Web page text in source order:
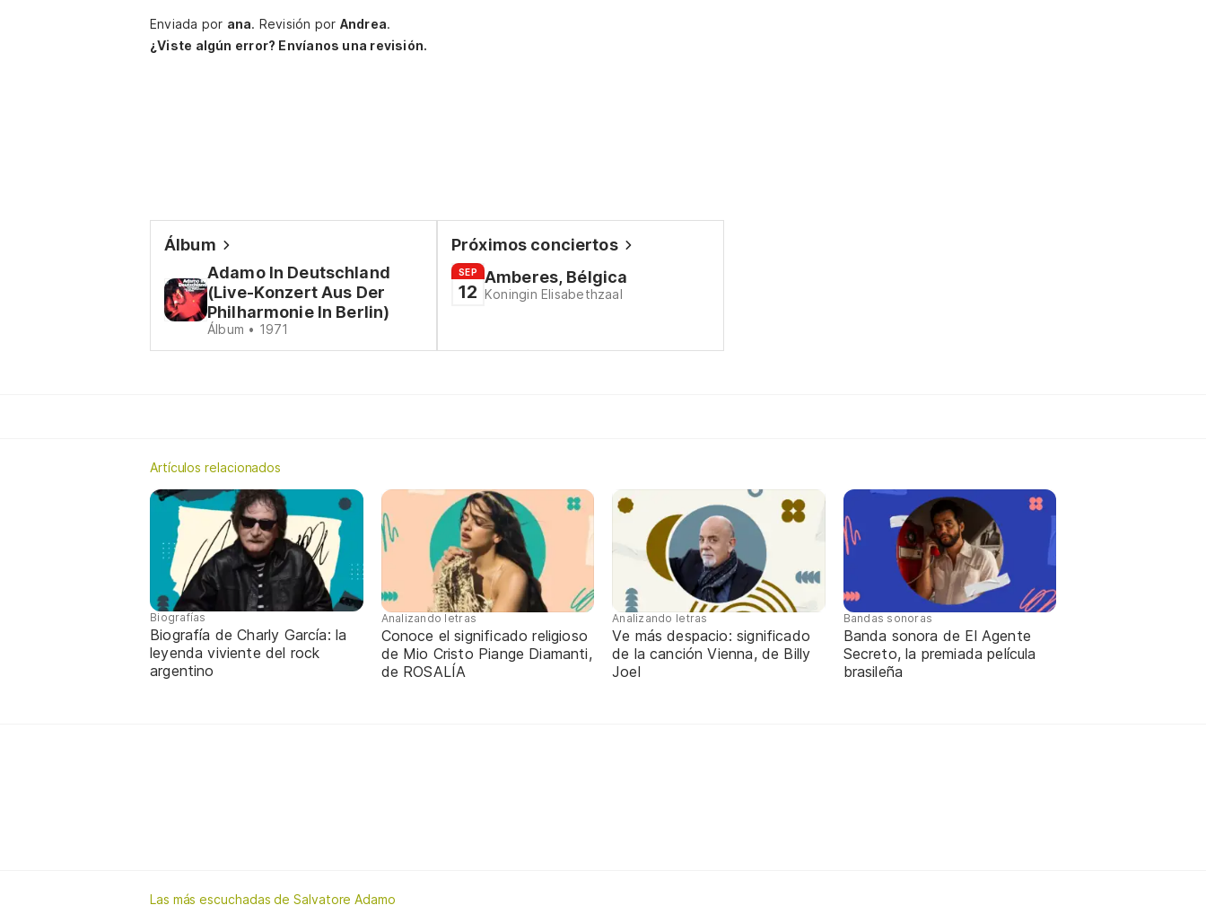
Enviada por ana. Revisión por Andrea.
¿Viste algún error? Envíanos una revisión.
Álbum
Adamo In Deutschland
(Live-Konzert Aus Der
Philharmonie In Berlin)
Álbum • 1971
Próximos conciertos
SEP
12
Amberes, Bélgica
Koningin Elisabethzaal
Artículos relacionados
Biografías
Biografía de Charly García: la
leyenda viviente del rock
argentino
Analizando letras
Conoce el significado religioso
de Mio Cristo Piange Diamanti,
de ROSALÍA
Analizando letras
Ve más despacio: significado
de la canción Vienna, de Billy
Joel
Bandas sonoras
Banda sonora de El Agente
Secreto, la premiada película
brasileña
Las más escuchadas de Salvatore Adamo